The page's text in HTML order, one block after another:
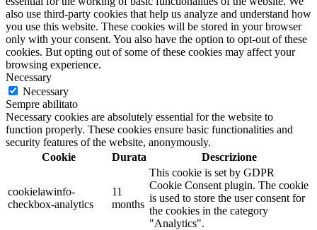
also use third-party cookies that help us analyze and understand how
you use this website. These cookies will be stored in your browser
only with your consent. You also have the option to opt-out of these
cookies. But opting out of some of these cookies may affect your
browsing experience.
Necessary
Necessary
Sempre abilitato
Necessary cookies are absolutely essential for the website to
function properly. These cookies ensure basic functionalities and
security features of the website, anonymously.
Cookie
Durata Descrizione
cookielawinfo-
checkbox-analytics
11
months
This cookie is set by GDPR
Cookie Consent plugin. The cookie
is used to store the user consent for
the cookies in the category
"Analytics".